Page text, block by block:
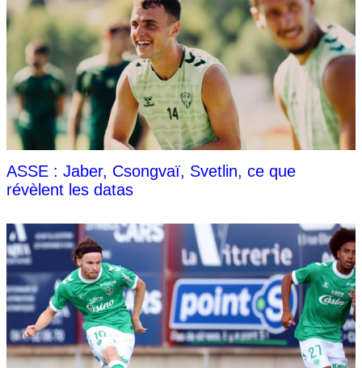
ASSE : Jaber, Csongvaï, Svetlin, ce que
révèlent les datas